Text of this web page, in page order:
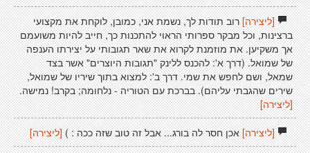
[ליצירה]רוב תודות לך, נשמת אני, כמובן, לוקחת את מקצועי
ברצינות, וכל מבקר ספרותי הראוי להתכנות כך, חייב להיות משועמם
אך משקיען. את מוזמנת לקרוא את שאר תגובותי על יצירתו הענפה
של שמואל. (דרך א': להכנס ללינק "תגובות היוצרים" אשר בצד
שמאל, ושם לחפש את שמי. דרך ב': למצוא בתוך שיריו של שמואל,
שירים שהגבתי עליהם). בברכת עם הטוריה - נלחומה; בקרב! נמישה.
[ליצירה]
[ליצירה]אכן חסר לה בורג... אבל זה טוב שזה ככה : ) [ליצירה]